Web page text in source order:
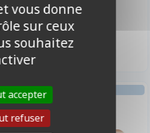
vous donne
sur ceux
souhaitez
accepter
refuser